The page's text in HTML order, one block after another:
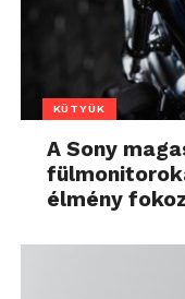
KÜTYÜK
A Sony
élmény